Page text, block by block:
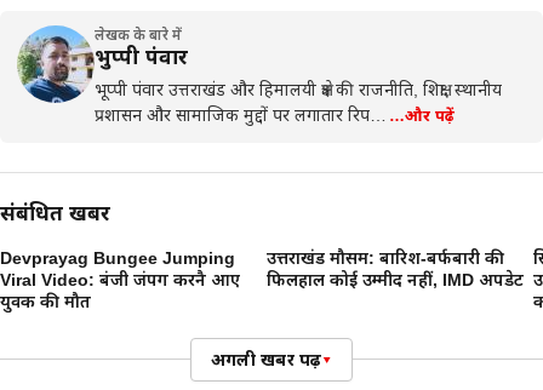
लेखक के बारे में
भुप्पी पंवार
भूप्पी पंवार उत्तराखंड और हिमालयी क्षेत्र की राजनीति, शिक्षा, स्थानीय
प्रशासन और सामाजिक मुद्दों पर लगातार रिप…
…और पढ़ें
संबंधित खबरें
Devprayag Bungee Jumping
Viral Video: बंजी जंपिंग करनै आए
युवक की मौत
उत्तराखंड मौसम: बारिश-बर्फबारी की
फिलहाल कोई उम्मीद नहीं, IMD अपडेट
अगली खबर पढ़ें▾